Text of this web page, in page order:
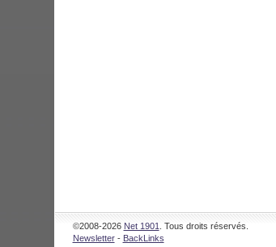
©2008-2026 Net 1901
. Tous droits réservés.
Newsletter- BackLinks